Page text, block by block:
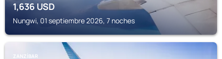
1,636 USD
Nungwi, 01 septiembre 2026, 7 noches
ZANZÍBAR